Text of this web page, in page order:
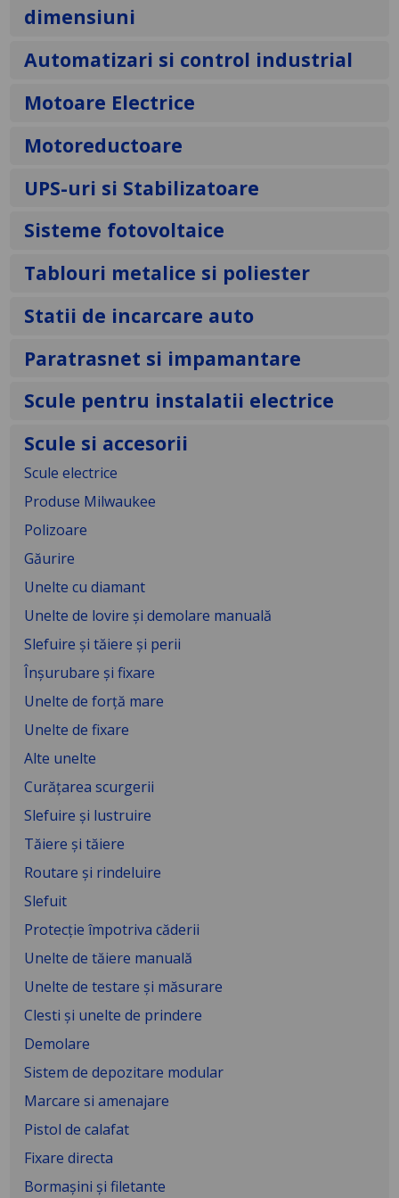
dimensiuni
Automatizari si control industrial
Motoare Electrice
Motoreductoare
UPS-uri si Stabilizatoare
Sisteme fotovoltaice
Tablouri metalice si poliester
Statii de incarcare auto
Paratrasnet si impamantare
Scule pentru instalatii electrice
Scule si accesorii
Scule electrice
Produse Milwaukee
Polizoare
Găurire
Unelte cu diamant
Unelte de lovire și demolare manuală
Slefuire și tăiere și perii
Înșurubare și fixare
Unelte de forță mare
Unelte de fixare
Alte unelte
Curăţarea scurgerii
Slefuire şi lustruire
Tăiere şi tăiere
Routare şi rindeluire
Slefuit
Protecţie împotriva căderii
Unelte de tăiere manuală
Unelte de testare şi măsurare
Clesti şi unelte de prindere
Demolare
Sistem de depozitare modular
Marcare si amenajare
Pistol de calafat
Fixare directa
Bormașini și filetante